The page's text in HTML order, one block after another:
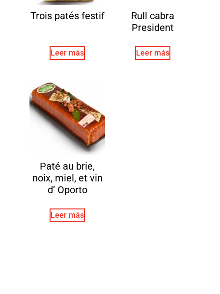
Trois patés festif
Leer más
Rull cabra
President
Leer más
Paté au brie,
noix, miel, et vin
d’ Oporto
Leer más